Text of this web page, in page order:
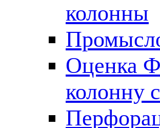
колонны
Оценка
колонну